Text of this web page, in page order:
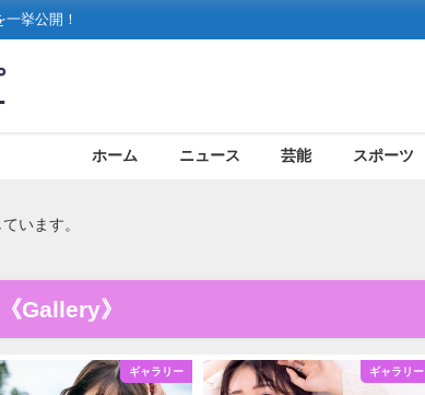
挙公開！
ホーム ニュース 芸能 スポーツ
います。
Gallery》
ギャラリー ギャラリー